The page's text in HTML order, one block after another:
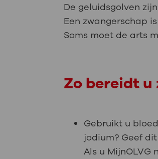
De geluidsgolven
Een zwangerschap
Soms moet de arts
Zo bereidt u
Gebruikt u
jodium? Geef
Als u